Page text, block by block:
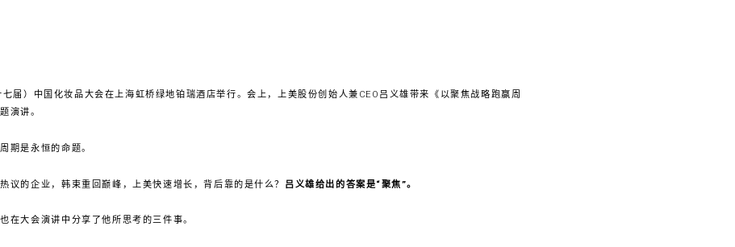
届）中国化妆品大会在上海虹桥绿地铂瑞酒店举行。会上，上美股份创始人兼CEO吕义雄带来《以聚焦战略跑赢周
演讲。
期是永恒的命题。
议的企业，韩束重回巅峰，上美快速增长，背后靠的是什么？ 吕义雄给出的答案是“聚焦”。
在大会演讲中分享了他所思考的三件事。